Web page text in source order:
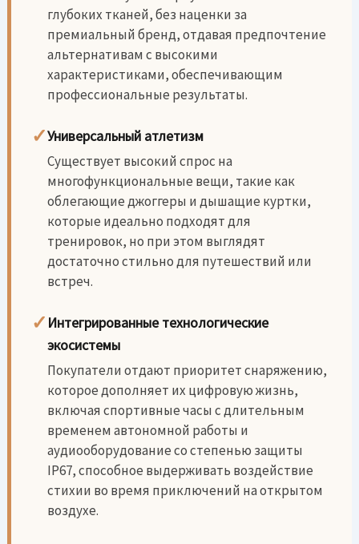
глубоких тканей, без наценки за
премиальный бренд, отдавая предпочтение
альтернативам с высокими
характеристиками, обеспечивающим
профессиональные результаты.
✓Универсальный атлетизм
Существует высокий спрос на
многофункциональные вещи, такие как
облегающие джоггеры и дышащие куртки,
которые идеально подходят для
тренировок, но при этом выглядят
достаточно стильно для путешествий или
встреч.
✓ Интегрированные технологические
экосистемы
Покупатели отдают приоритет снаряжению,
которое дополняет их цифровую жизнь,
включая спортивные часы с длительным
временем автономной работы и
аудиооборудование со степенью защиты
IP67, способное выдерживать воздействие
стихии во время приключений на открытом
воздухе.